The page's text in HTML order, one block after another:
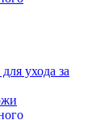
ухода за